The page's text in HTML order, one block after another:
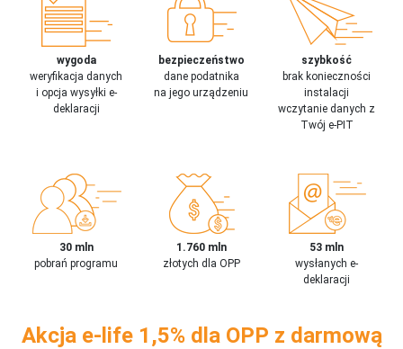
wygoda
weryfikacja danych
i opcja wysyłki e-
deklaracji
bezpieczeństwo
dane podatnika
na jego urządzeniu
szybkość
brak konieczności
instalacji
wczytanie danych z
Twój e-PIT
30 mln
pobrań programu
1.760 mln
złotych dla OPP
53 mln
wysłanych e-
deklaracji
Akcja e-life 1,5% dla OPP z darmową